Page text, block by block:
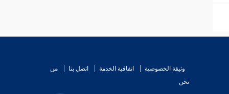
وثيقة الخصوصية اتفاقية الخدمة اتصل بنا
من
نحن